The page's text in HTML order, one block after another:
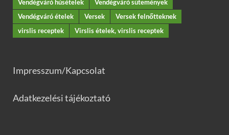
Vendégváró húsételek
Vendégváró sütemények
Vendégváró ételek
Versek
Versek felnőtteknek
virslis receptek
Virslis ételek, virslis receptek
Impresszum/Kapcsolat
Adatkezelési tájékoztató